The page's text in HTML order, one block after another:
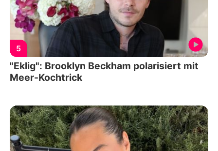
5
"Eklig": Brooklyn Beckham polarisiert mit
Meer-Kochtrick